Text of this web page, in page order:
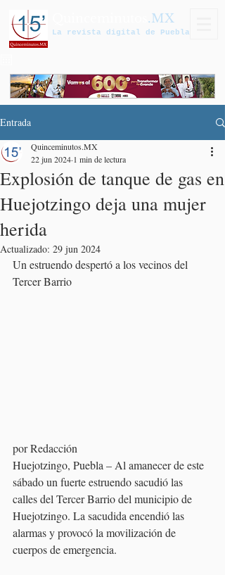
.MX
La revista digital de Puebla
Entrada
Explosión de tanque de gas en
Huejotzingo deja una mujer
herida
Quinceminutos.MX
22 jun 2024 1 min de lectura
Actualizado: 29 jun 2024
Un estruendo despertó a los vecinos del
Tercer Barrio
por Redacción
Huejotzingo, Puebla – Al amanecer de este
sábado un fuerte estruendo sacudió las
calles del Tercer Barrio del municipio de
Huejotzingo. La sacudida encendió las
alarmas y provocó la movilización de
cuerpos de emergencia.